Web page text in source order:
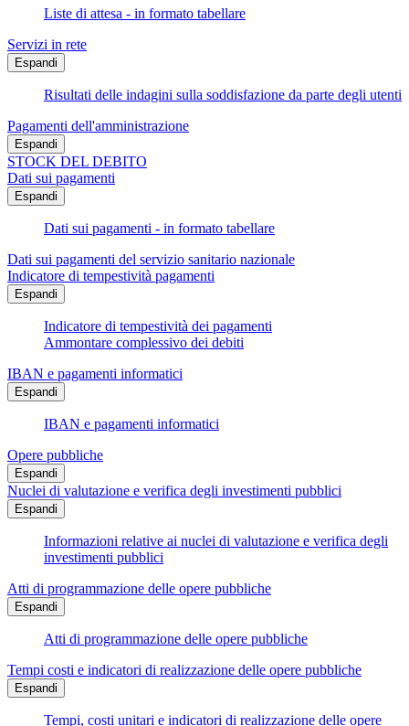
Liste di attesa - in formato tabellare
Servizi in rete
Espandi
Risultati delle indagini sulla soddisfazione da parte degli utenti
Pagamenti dell'amministrazione
Espandi
STOCK DEL DEBITO
Dati sui pagamenti
Espandi
Dati sui pagamenti - in formato tabellare
Dati sui pagamenti del servizio sanitario nazionale
Indicatore di tempestività pagamenti
Espandi
Indicatore di tempestività dei pagamenti
Ammontare complessivo dei debiti
IBAN e pagamenti informatici
Espandi
IBAN e pagamenti informatici
Opere pubbliche
Espandi
Nuclei di valutazione e verifica degli investimenti pubblici
Espandi
Informazioni relative ai nuclei di valutazione e verifica degli
investimenti pubblici
Atti di programmazione delle opere pubbliche
Espandi
Atti di programmazione delle opere pubbliche
Tempi costi e indicatori di realizzazione delle opere pubbliche
Espandi
Tempi, costi unitari e indicatori di realizzazione delle opere